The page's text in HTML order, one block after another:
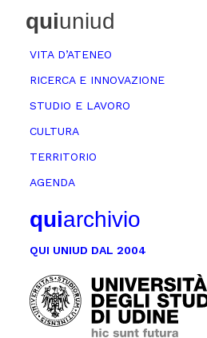
quiuniud
VITA D’ATENEO
RICERCA E INNOVAZIONE
STUDIO E LAVORO
CULTURA
TERRITORIO
AGENDA
quiarchivio
QUI UNIUD DAL 2004